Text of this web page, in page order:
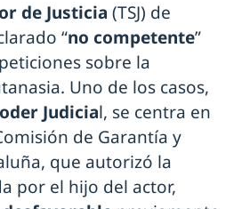
de Justicia (TSJ) de
“no competente”
sobre la
Uno de los casos,
Judicial, se centra en
de Garantía y
que autorizó la
por el hijo del actor,